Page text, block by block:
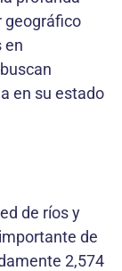
geográfico
en
en su estado
de ríos y
de
2,574